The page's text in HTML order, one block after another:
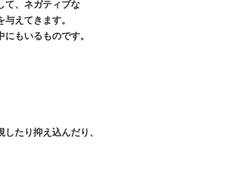
て、ネガティブな
えてきます。
もいるものです。
たり抑え込んだり、